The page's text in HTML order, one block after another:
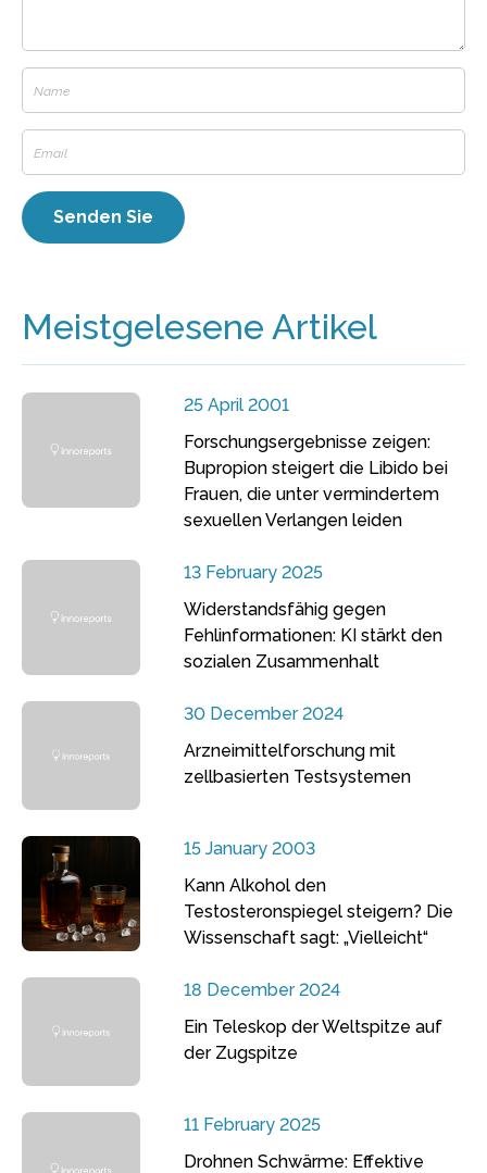
Meistgelesene Artikel
25 April 2001
Forschungsergebnisse zeigen:
Bupropion steigert die Libido bei
Frauen, die unter vermindertem
sexuellen Verlangen leiden
13 February 2025
Widerstandsfähig gegen
Fehlinformationen: KI stärkt den
sozialen Zusammenhalt
30 December 2024
Arzneimittelforschung mit
zellbasierten Testsystemen
15 January 2003
Kann Alkohol den
Testosteronspiegel steigern? Die
Wissenschaft sagt: „Vielleicht“
18 December 2024
Ein Teleskop der Weltspitze auf
der Zugspitze
11 February 2025
Drohnen Schwärme: Effektive